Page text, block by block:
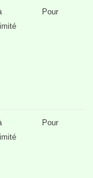
Pour
Pour